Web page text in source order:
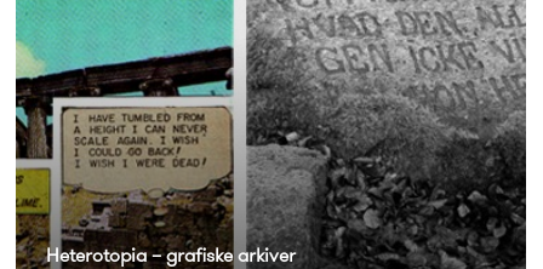
Heterotopia – grafiske arkiver